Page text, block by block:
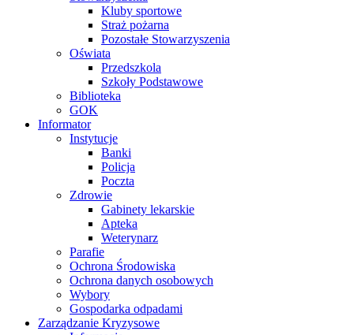
Kluby sportowe
Straż pożarna
Pozostałe Stowarzyszenia
Oświata
Przedszkola
Szkoły Podstawowe
Biblioteka
GOK
Informator
Instytucje
Banki
Policja
Poczta
Zdrowie
Gabinety lekarskie
Apteka
Weterynarz
Parafie
Ochrona Środowiska
Ochrona danych osobowych
Wybory
Gospodarka odpadami
Zarządzanie Kryzysowe